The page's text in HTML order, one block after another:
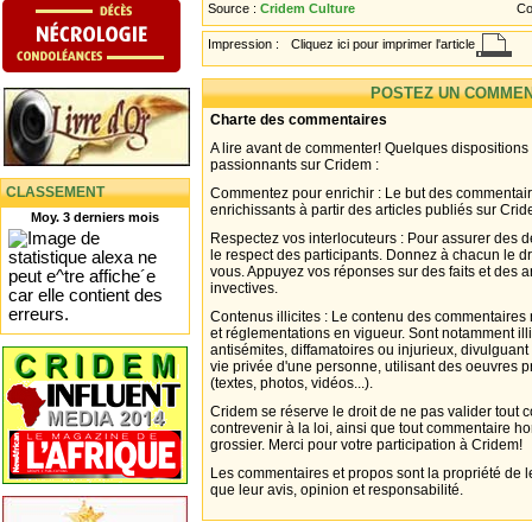
CLASSEMENT
Moy. 3 derniers mois
Source : Cridem Culture
Impression : Cliquez ici pour imprimer l'article
POSTEZ UN
Charte des commentaires
A lire avant de commenter! Quelques
passionnants sur Cridem :
Commentez pour enrichir : Le but des
enrichissants à partir des articles publiés sur
Respectez vos interlocuteurs : Pour assurer des
le respect des participants. Donnez à chacun le
vous. Appuyez vos réponses sur des faits et des
invectives.
Contenus illicites : Le contenu des
et réglementations en vigueur. Sont notamment
antisémites, diffamatoires ou injurieux,
vie privée d'une personne, utilisant des oeuvres
(textes, photos, vidéos...).
Cridem se réserve le droit de ne pas valider tout
contrevenir à la loi, ainsi que tout commentaire
grossier. Merci pour votre participation à Cridem!
Les commentaires et propos sont la propriété de
que leur avis, opinion et responsabilité.